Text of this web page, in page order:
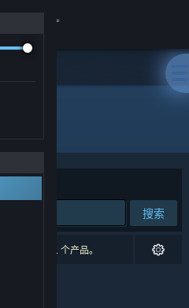
搜索
已排除了 1 个产品。